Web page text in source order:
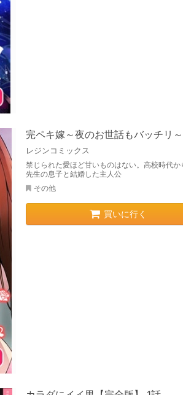
完ペキ嫁～夜のお世話もバッチリ
レジンコミックス
禁じられた愛ほど甘いものはない。高校時代
先生の息子と結婚した主人公
その他
買いに行く